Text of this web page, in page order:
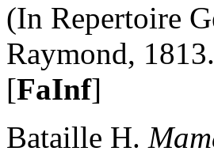
(In Repertoire
Raymond,
[FaInf]
Bataille H.